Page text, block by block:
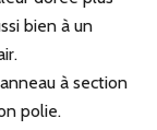
bien à un
à section
polie.